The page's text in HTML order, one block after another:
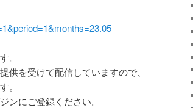
。
供を受けて配信していますので、
。
ンにご登録ください。